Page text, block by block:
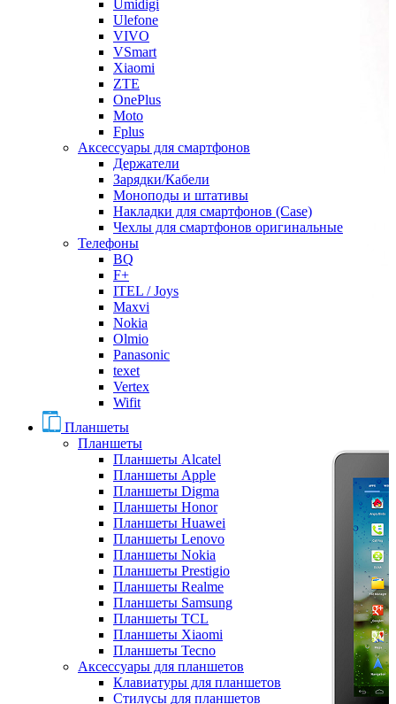
Umidigi
Ulefone
VIVO
VSmart
Xiaomi
ZTE
OnePlus
Moto
Fplus
Аксессуары для смартфонов
Держатели
Зарядки/Кабели
Моноподы и штативы
Накладки для смартфонов (Case)
Чехлы для смартфонов оригинальные
Телефоны
BQ
F+
ITEL / Joys
Maxvi
Nokia
Olmio
Panasonic
texet
Vertex
Wifit
Планшеты
Планшеты
Планшеты Alcatel
Планшеты Apple
Планшеты Digma
Планшеты Honor
Планшеты Huawei
Планшеты Lenovo
Планшеты Nokia
Планшеты Prestigio
Планшеты Realme
Планшеты Samsung
Планшеты TCL
Планшеты Xiaomi
Планшеты Tecno
Аксессуары для планшетов
Клавиатуры для планшетов
Стилусы для планшетов